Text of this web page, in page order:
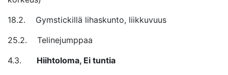
18.2. Gymstickillä lihaskunto, liikkuvuus
25.2. Telinejumppaa
4.3. Hiihtoloma, Ei tuntia